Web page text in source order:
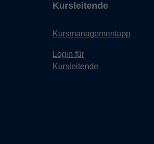
Kursleitende
Kursmanagementapp
Login für
Kursleitende